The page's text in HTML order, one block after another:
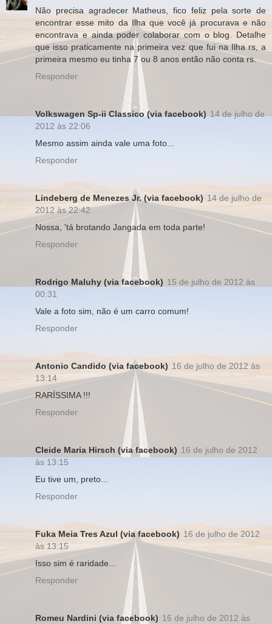
Não precisa agradecer Matheus, fico feliz pela sorte de
encontrar esse mito da Ilha que você já procurava e não
encontrava e ainda poder colaborar com o blog. Detalhe
que isso praticamente na primeira vez que fui na Ilha rs, a
primeira mesmo eu tinha 7 ou 8 anos então não conta rs.
Responder
Volkswagen Sp-ii Classico (via facebook) 14 de julho de
2012 às 22:06
Mesmo assim ainda vale uma foto...
Responder
Lindeberg de Menezes Jr. (via facebook) 14 de julho de
2012 às 22:42
Nossa, 'tá brotando Jangada em toda parte!
Responder
Rodrigo Maluhy (via facebook) 15 de julho de 2012 às
00:31
Vale a foto sim, não é um carro comum!
Responder
Antonio Candido (via facebook) 16 de julho de 2012 às
13:14
RARÍSSIMA !!!
Responder
Cleide Maria Hirsch (via facebook) 16 de julho de 2012
às 13:15
Eu tive um, preto...
Responder
Fuka Meia Tres Azul (via facebook) 16 de julho de 2012
às 13:15
Isso sim é raridade...
Responder
Romeu Nardini (via facebook) 16 de julho de 2012 às